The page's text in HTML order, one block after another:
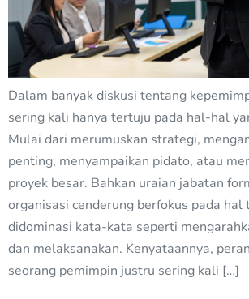
Dalam banyak diskusi tentang
sering kali hanya tertuju pada hal-hal
Mulai dari merumuskan strategi,
penting, menyampaikan pidato, atau
proyek besar. Bahkan uraian jabatan
organisasi cenderung berfokus pada hal
didominasi kata-kata seperti
dan melaksanakan. Kenyataannya,
seorang pemimpin justru sering kali […]